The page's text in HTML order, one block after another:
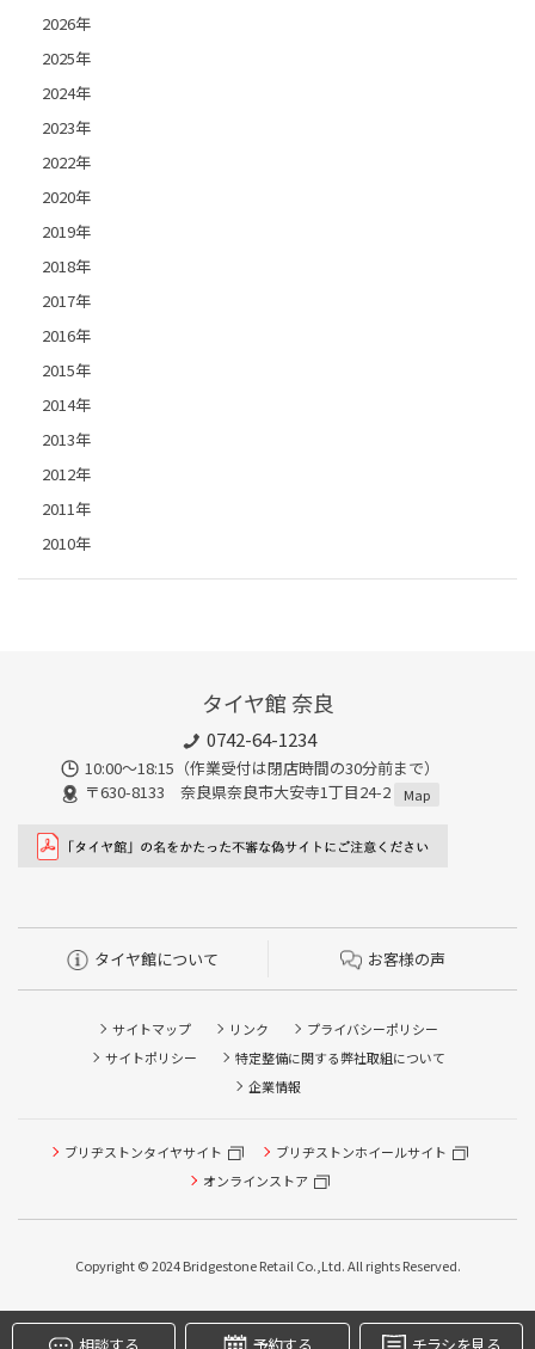
2026年
2025年
2024年
2023年
2022年
2020年
2019年
2018年
2017年
2016年
2015年
2014年
2013年
2012年
2011年
2010年
タイヤ館 奈良
0742-64-1234
10:00～18:15（作業受付は閉店時間の30分前まで）
〒630-8133 奈良県奈良市大安寺1丁目24-2
Map
タイヤ館について お客様の声
サイトマップ リンク
プライバシーポリシー
サイトポリシー
特定整備に関する弊社取組について
企業情報
ブリヂストンタイヤサイト
ブリヂストンホイールサイト
オンラインストア
Copyright © 2024 Bridgestone Retail Co.,Ltd. All rights Reserved.
タイヤ点検・安全点検/タイヤ履き替え/オイル交換/その他